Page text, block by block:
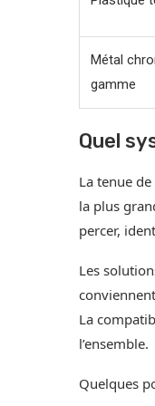
Métal
gamme
Quel
La tenue
la plus
percer,
Les
La
l’ensemble.
Quelques